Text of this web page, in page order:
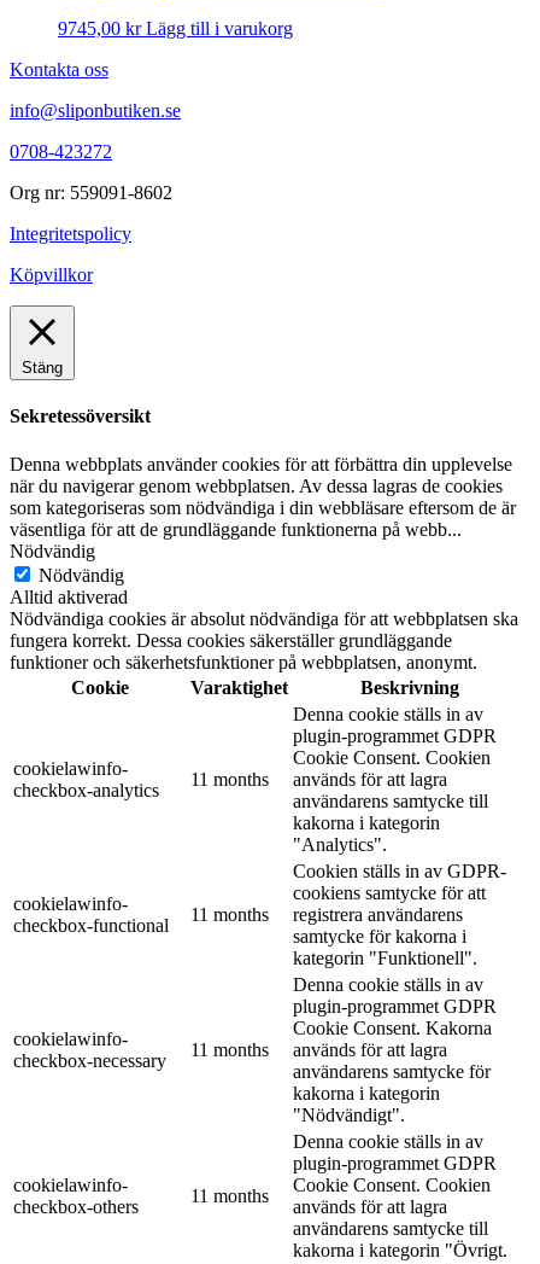
9745,00 kr Lägg till i varukorg
Kontakta oss
info@sliponbutiken.se
0708-423272
Org nr: 559091-8602
Integritetspolicy
Köpvillkor
Stäng
Sekretessöversikt
Denna webbplats använder cookies för att förbättra din upplevelse
när du navigerar genom webbplatsen. Av dessa lagras de cookies
som kategoriseras som nödvändiga i din webbläsare eftersom de är
väsentliga för att de grundläggande funktionerna på webb...
Nödvändig
Nödvändig
Alltid aktiverad
Nödvändiga cookies är absolut nödvändiga för att webbplatsen ska
fungera korrekt. Dessa cookies säkerställer grundläggande
funktioner och säkerhetsfunktioner på webbplatsen, anonymt.
Cookie
Varaktighet Beskrivning
cookielawinfo-
checkbox-analytics
11 months
Denna cookie ställs in av
plugin-programmet GDPR
Cookie Consent. Cookien
används för att lagra
användarens samtycke till
kakorna i kategorin
"Analytics".
cookielawinfo-
checkbox-functional
11 months
Cookien ställs in av GDPR-
cookiens samtycke för att
registrera användarens
samtycke för kakorna i
kategorin "Funktionell".
cookielawinfo-
checkbox-necessary
11 months
Denna cookie ställs in av
plugin-programmet GDPR
Cookie Consent. Kakorna
används för att lagra
användarens samtycke för
kakorna i kategorin
"Nödvändigt".
cookielawinfo-
checkbox-others
11 months
Denna cookie ställs in av
plugin-programmet GDPR
Cookie Consent. Cookien
används för att lagra
användarens samtycke till
kakorna i kategorin "Övrigt.